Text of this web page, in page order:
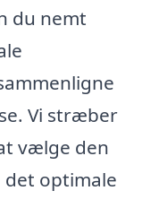
du nemt
Vi stræber
vælge den
det optimale